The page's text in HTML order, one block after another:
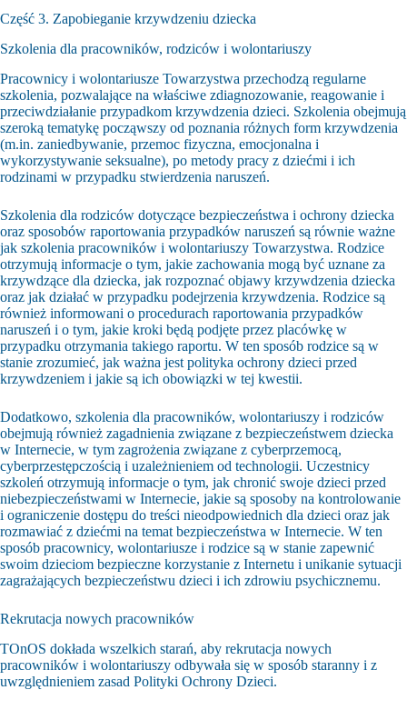
Część 3. Zapobieganie krzywdzeniu dziecka
Szkolenia dla pracowników, rodziców i wolontariuszy
Pracownicy i wolontariusze Towarzystwa przechodzą regularne
szkolenia, pozwalające na właściwe zdiagnozowanie, reagowanie i
przeciwdziałanie przypadkom krzywdzenia dzieci. Szkolenia obejmują
szeroką tematykę począwszy od poznania różnych form krzywdzenia
(m.in. zaniedbywanie, przemoc fizyczna, emocjonalna i
wykorzystywanie seksualne), po metody pracy z dziećmi i ich
rodzinami w przypadku stwierdzenia naruszeń.
Szkolenia dla rodziców dotyczące bezpieczeństwa i ochrony dziecka
oraz sposobów raportowania przypadków naruszeń są równie ważne
jak szkolenia pracowników i wolontariuszy Towarzystwa. Rodzice
otrzymują informacje o tym, jakie zachowania mogą być uznane za
krzywdzące dla dziecka, jak rozpoznać objawy krzywdzenia dziecka
oraz jak działać w przypadku podejrzenia krzywdzenia. Rodzice są
również informowani o procedurach raportowania przypadków
naruszeń i o tym, jakie kroki będą podjęte przez placówkę w
przypadku otrzymania takiego raportu. W ten sposób rodzice są w
stanie zrozumieć, jak ważna jest polityka ochrony dzieci przed
krzywdzeniem i jakie są ich obowiązki w tej kwestii.
Dodatkowo, szkolenia dla pracowników, wolontariuszy i rodziców
obejmują również zagadnienia związane z bezpieczeństwem dziecka
w Internecie, w tym zagrożenia związane z cyberprzemocą,
cyberprzestępczością i uzależnieniem od technologii. Uczestnicy
szkoleń otrzymują informacje o tym, jak chronić swoje dzieci przed
niebezpieczeństwami w Internecie, jakie są sposoby na kontrolowanie
i ograniczenie dostępu do treści nieodpowiednich dla dzieci oraz jak
rozmawiać z dziećmi na temat bezpieczeństwa w Internecie. W ten
sposób pracownicy, wolontariusze i rodzice są w stanie zapewnić
swoim dzieciom bezpieczne korzystanie z Internetu i unikanie sytuacji
zagrażających bezpieczeństwu dzieci i ich zdrowiu psychicznemu.
Rekrutacja nowych pracowników
TOnOS dokłada wszelkich starań, aby rekrutacja nowych
pracowników i wolontariuszy odbywała się w sposób staranny i z
uwzględnieniem zasad Polityki Ochrony Dzieci.